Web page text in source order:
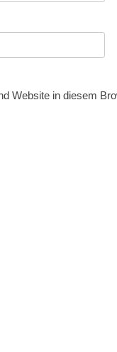
Website in diesem